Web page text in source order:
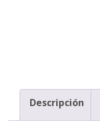
Descripción